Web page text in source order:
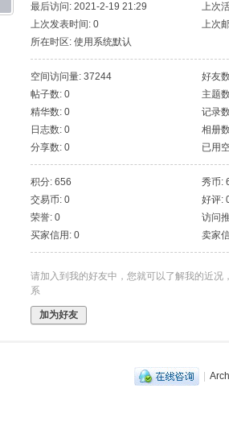
最后访问: 2021-2-19 21:29
上次
上次发表时间: 0
上次
所在时区: 使用系统默认
空间访问量: 37244
好友
帖子数: 0
主题
精华数: 0
记录
日志数: 0
相册
分享数: 0
已用
积分: 656
秀币:
交易币: 0
好评:
荣誉: 0
访问
买家信用: 0
卖家
请加入到我的好友中，您就可以了解我的近况
系
加为好友
|